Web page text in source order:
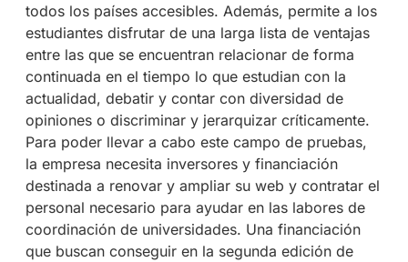
todos los países accesibles. Además, permite a los
estudiantes disfrutar de una larga lista de ventajas
entre las que se encuentran relacionar de forma
continuada en el tiempo lo que estudian con la
actualidad, debatir y contar con diversidad de
opiniones o discriminar y jerarquizar críticamente.
Para poder llevar a cabo este campo de pruebas,
la empresa necesita inversores y financiación
destinada a renovar y ampliar su web y contratar el
personal necesario para ayudar en las labores de
coordinación de universidades. Una financiación
que buscan conseguir en la segunda edición de